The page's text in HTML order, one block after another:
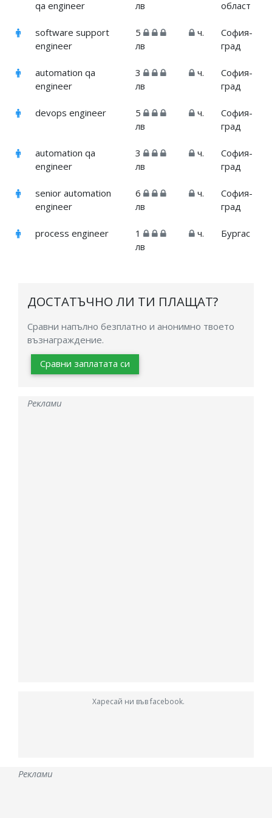
qa engineer лв област
software support
engineer
5
лв
ч.
София-
град
automation qa
engineer
3
лв
ч.
София-
град
devops engineer
5
лв
ч.
София-
град
automation qa
engineer
3
лв
ч.
София-
град
senior automation
engineer
6
лв
ч.
София-
град
process engineer
1
лв
ч. Бургас
ДОСТАТЪЧНО ЛИ ТИ ПЛАЩАТ?
Сравни напълно безплатно и анонимно твоето
възнаграждение.
Сравни заплатата си
Реклами
Харесай ни във facebook.
Реклами